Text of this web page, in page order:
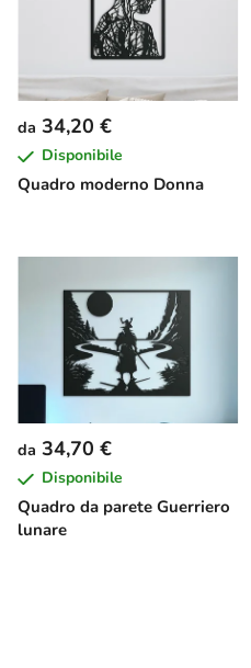
Quadro moderno Donna
da 34,20 €
Disponibile
Quadro da parete Guerriero
lunare
da 34,70 €
Disponibile